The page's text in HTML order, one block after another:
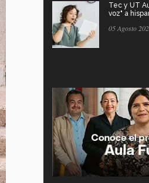
Tec y UT
voz" a
05 Agosto